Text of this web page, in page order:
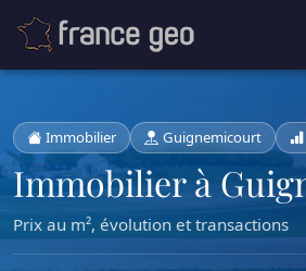
Immobilier Guignemicourt
Immobilier à
Prix au m², évolution et transactions